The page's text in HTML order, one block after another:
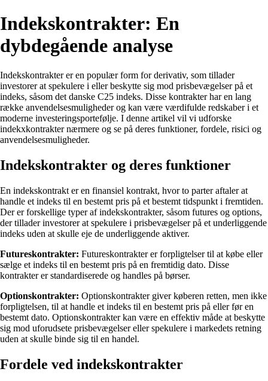
Indekskontrakter: En
dybdegående analyse
Indekskontrakter er en populær form for derivativ, som tillader
investorer at spekulere i eller beskytte sig mod prisbevægelser på et
indeks, såsom det danske C25 indeks. Disse kontrakter har en lang
række anvendelsesmuligheder og kan være værdifulde redskaber i et
moderne investeringsportefølje. I denne artikel vil vi udforske
indekxkontrakter nærmere og se på deres funktioner, fordele, risici og
anvendelsesmuligheder.
Indekskontrakter og deres funktioner
En indekskontrakt er en finansiel kontrakt, hvor to parter aftaler at
handle et indeks til en bestemt pris på et bestemt tidspunkt i fremtiden.
Der er forskellige typer af indekskontrakter, såsom futures og options,
der tillader investorer at spekulere i prisbevægelser på et underliggende
indeks uden at skulle eje de underliggende aktiver.
Futureskontrakter: Futureskontrakter er forpligtelser til at købe eller
sælge et indeks til en bestemt pris på en fremtidig dato. Disse
kontrakter er standardiserede og handles på børser.
Optionskontrakter: Optionskontrakter giver køberen retten, men ikke
forpligtelsen, til at handle et indeks til en bestemt pris på eller før en
bestemt dato. Optionskontrakter kan være en effektiv måde at beskytte
sig mod uforudsete prisbevægelser eller spekulere i markedets retning
uden at skulle binde sig til en handel.
Fordele ved indekskontrakter